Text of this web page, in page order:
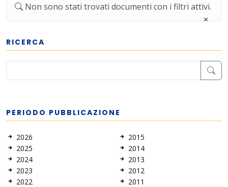
Non sono stati trovati documenti con i filtri attivi.
RICERCA
PERIODO PUBBLICAZIONE
2026
2025
2024
2023
2022
2015
2014
2013
2012
2011